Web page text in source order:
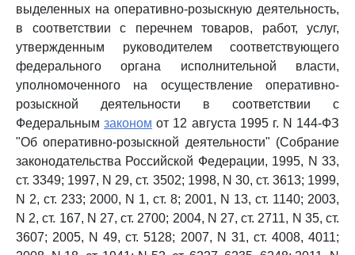
выделенных на оперативно-розыскную деятельность,
в соответствии с перечнем товаров, работ, услуг,
утвержденным руководителем соответствующего
федерального органа исполнительной власти,
уполномоченного на осуществление оперативно-
розыскной деятельности в соответствии с
Федеральнымзаконом от 12 августа 1995 г. N 144-ФЗ
"Об оперативно-розыскной деятельности" (Собрание
законодательства Российской Федерации, 1995, N 33,
ст. 3349; 1997, N 29, ст. 3502; 1998, N 30, ст. 3613; 1999,
N 2, ст. 233; 2000, N 1, ст. 8; 2001, N 13, ст. 1140; 2003,
N 2, ст. 167, N 27, ст. 2700; 2004, N 27, ст. 2711, N 35, ст.
3607; 2005, N 49, ст. 5128; 2007, N 31, ст. 4008, 4011;